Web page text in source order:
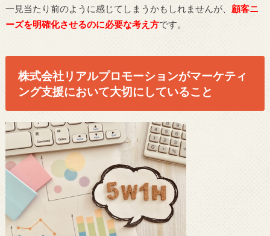
一見当たり前のように感じてしまうかもしれませんが、 顧客ニ
ーズを明確化させるのに必要な考え方です。
株式会社リアルプロモーションがマーケティ
ング支援において大切にしていること